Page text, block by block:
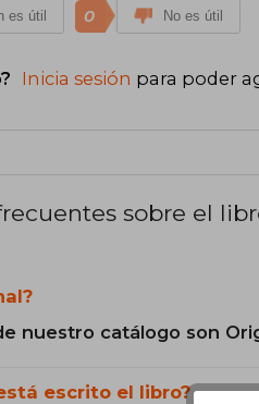
es útil 0 No es útil
Inicia sesión para poder
sobre el
nuestro catálogo son
escrito el libro?